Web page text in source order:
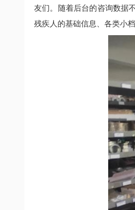
友们。随着后台的咨询数据
残疾人的基础信息、各类小